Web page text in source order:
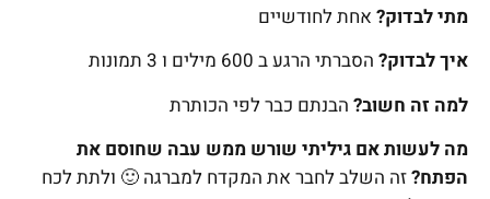
מתי לבדוק? אחת לחודשיים
איך לבדוק? הסברתי הרגע ב 600 מילים ו 3 תמונות
למה זה חשוב? הבנתם כבר לפי הכותרת
מה לעשות אם גיליתי שורש ממש עבה שחוסם את
הפתח?זה השלב לחבר את המקדח למברגה 🙂 ולתת לכח